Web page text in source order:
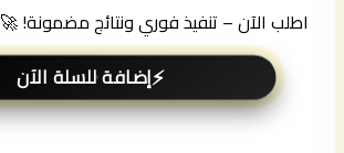
اطلب الآن – تنفيذ فوري ونتائج مضمونة! 🚀
إضافة للسلة الآن